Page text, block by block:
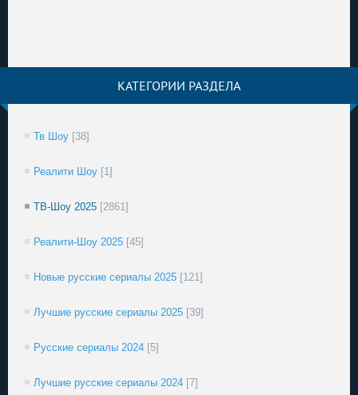
КАТЕГОРИИ РАЗДЕЛА
Тв Шоу [38]
Реалити Шоу [1]
ТВ-Шоу 2025 [2861]
Реалити-Шоу 2025 [45]
Новые русские сериалы 2025 [121]
Лучшие русские сериалы 2025 [39]
Русские сериалы 2024 [5]
Лучшие русские сериалы 2024 [7]